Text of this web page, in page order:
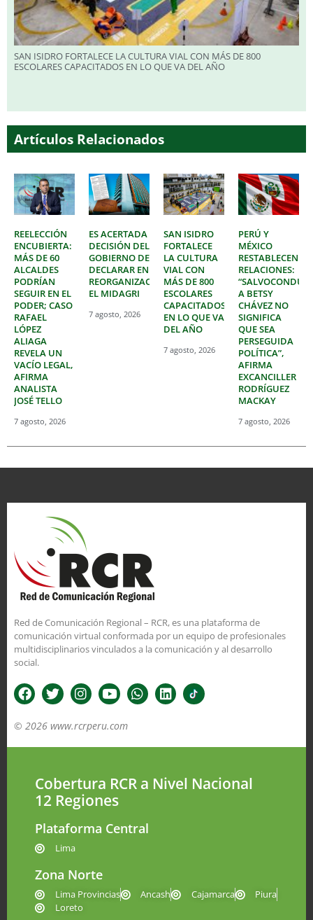
SAN ISIDRO FORTALECE LA CULTURA VIAL CON MÁS DE 800
ESCOLARES CAPACITADOS EN LO QUE VA DEL AÑO
Artículos Relacionados
REELECCIÓN
ENCUBIERTA:
MÁS DE 60
ALCALDES
PODRÍAN
SEGUIR EN EL
PODER; CASO
RAFAEL
LÓPEZ
ALIAGA
REVELA UN
VACÍO LEGAL,
AFIRMA
ANALISTA
JOSÉ TELLO
7 agosto, 2026
ES ACERTADA
DECISIÓN DEL
GOBIERNO DE
DECLARAR EN
REORGANIZACIÓN
EL MIDAGRI
7 agosto, 2026
SAN ISIDRO
FORTALECE
LA CULTURA
VIAL CON
MÁS DE 800
ESCOLARES
CAPACITADOS
EN LO QUE VA
DEL AÑO
7 agosto, 2026
PERÚ Y
MÉXICO
RESTABLECEN
RELACIONES:
A BETSY
CHÁVEZ NO
SIGNIFICA
QUE SEA
PERSEGUIDA
POLÍTICA”,
AFIRMA
EXCANCILLER
RODRÍGUEZ
MACKAY
7 agosto, 2026
Red de Comunicación Regional – RCR, es una plataforma de
comunicación virtual conformada por un equipo de profesionales
multidisciplinarios vinculados a la comunicación y al desarrollo
social.
© 2026 www.rcrperu.com
Cobertura RCR a Nivel Nacional
12 Regiones
Plataforma Central
Lima
Zona Norte
Lima Provincias Ancash Cajamarca
Piura
Loreto